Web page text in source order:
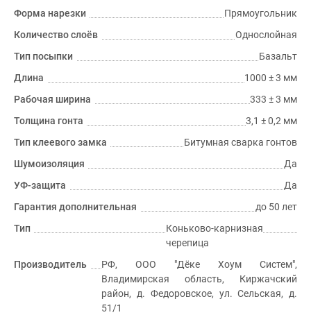
Форма нарезки
Прямоугольник
Количество слоёв
Однослойная
Тип посыпки
Базальт
Длина
1000 ± 3 мм
Рабочая ширина
333 ± 3 мм
Толщина гонта
3,1 ± 0,2 мм
Тип клеевого замка
Битумная сварка гонтов
Шумоизоляция
Да
УФ-защита
Да
Гарантия дополнительная
до 50 лет
Тип
Коньково-карнизная
черепица
Производитель
РФ, ООО "Дёке Хоум Систем",
Владимирская область, Киржачский
район, д. Федоровское, ул. Сельская, д.
51/1